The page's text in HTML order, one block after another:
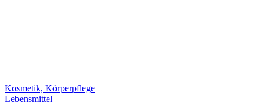
Kosmetik, Körperpflege
Lebensmittel